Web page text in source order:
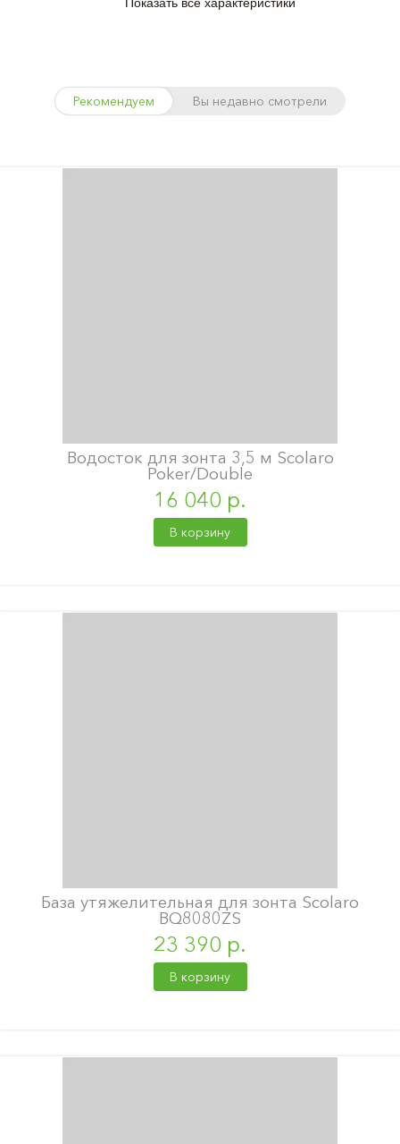
Рекомендуем Вы недавно смотрели
Водосток для зонта 3,5 м Scolaro
Poker/Double
16 040 р.
В корзину
База утяжелительная для зонта Scolaro
BQ8080ZS
23 390 р.
В корзину